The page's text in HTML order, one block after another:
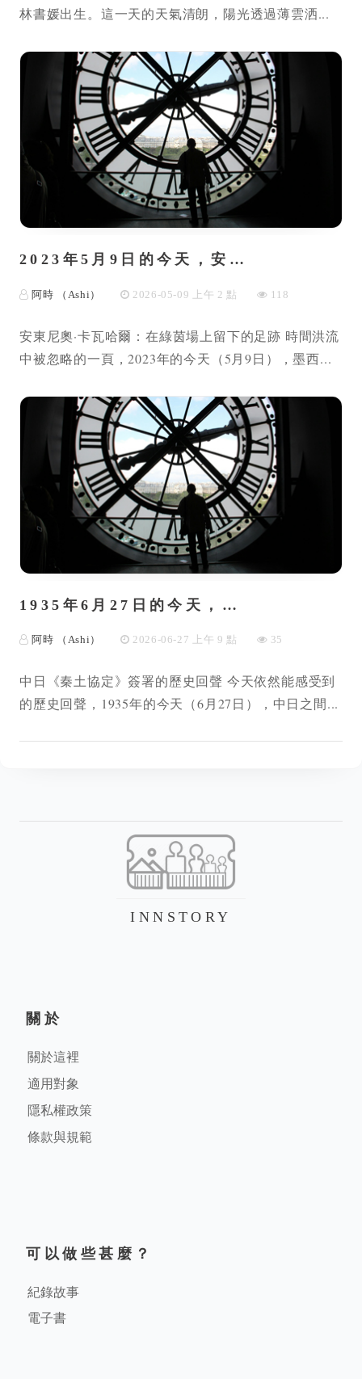
林書媛出生。這一天的天氣清朗，陽光透過薄雲洒...
2023年5月9日的今天，安…
阿時 （Ashi） 2026-05-09 上午 2 點 118
安東尼奧·卡瓦哈爾：在綠茵場上留下的足跡 時間洪流
中被忽略的一頁，2023年的今天（5月9日），墨西...
1935年6月27日的今天，…
阿時 （Ashi） 2026-06-27 上午 9 點 35
中日《秦土協定》簽署的歷史回聲 今天依然能感受到
的歷史回聲，1935年的今天（6月27日），中日之間...
INNSTORY
關於
關於這裡
適用對象
隱私權政策
條款與規範
可以做些甚麼？
紀錄故事
電子書